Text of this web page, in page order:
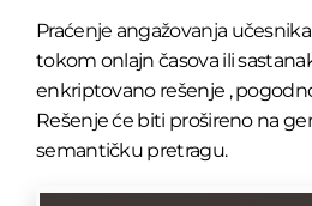
Praćenje angažovanja
tokom onlajn časova ili
enkriptovano rešenje ,
Rešenje će biti prošireno na
semantičku pretragu.